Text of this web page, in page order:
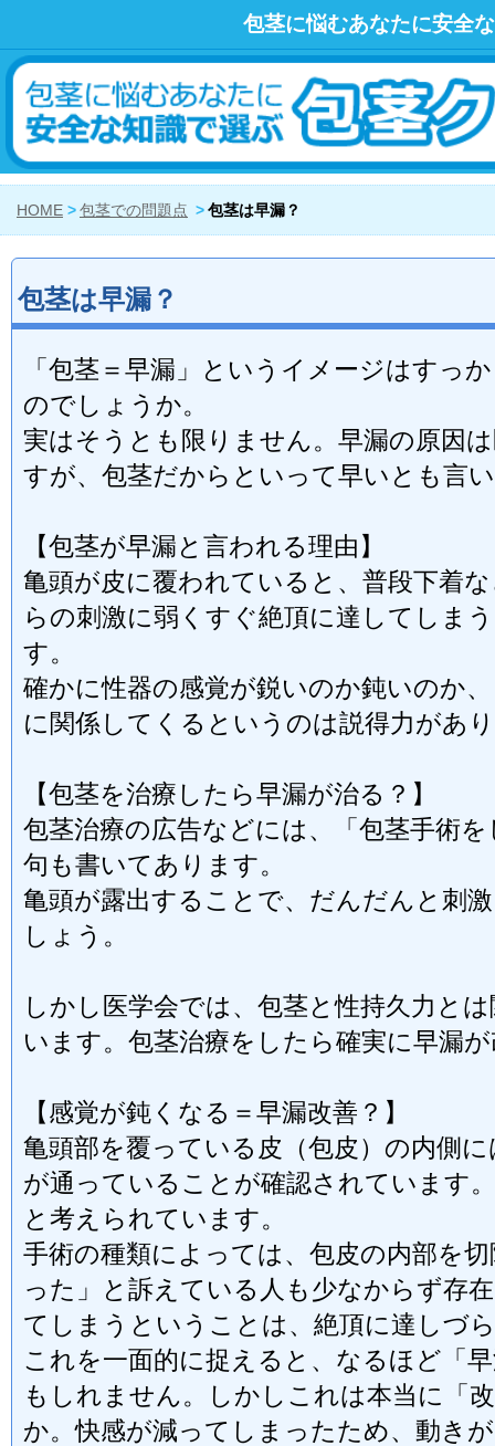
包茎に悩むあなたに安全
HOME 包茎での問題点 包茎は早漏？
包茎は早漏？
「包茎＝早漏」というイメージはすっ
のでしょうか。
実はそうとも限りません。早漏の原因
すが、包茎だからといって早いとも言
【包茎が早漏と言われる理由】
亀頭が皮に覆われていると、普段下着
らの刺激に弱くすぐ絶頂に達してしま
す。
確かに性器の感覚が鋭いのか鈍いのか
に関係してくるというのは説得力があ
【包茎を治療したら早漏が治る？】
包茎治療の広告などには、「包茎手術
句も書いてあります。
亀頭が露出することで、だんだんと刺
しょう。
しかし医学会では、包茎と性持久力と
います。包茎治療をしたら確実に早漏
【感覚が鈍くなる＝早漏改善？】
亀頭部を覆っている皮（包皮）の内側
が通っていることが確認されています
と考えられています。
手術の種類によっては、包皮の内部を
った」と訴えている人も少なからず存
てしまうということは、絶頂に達しづ
これを一面的に捉えると、なるほど「
もしれません。しかしこれは本当に「
か。快感が減ってしまったため、動き